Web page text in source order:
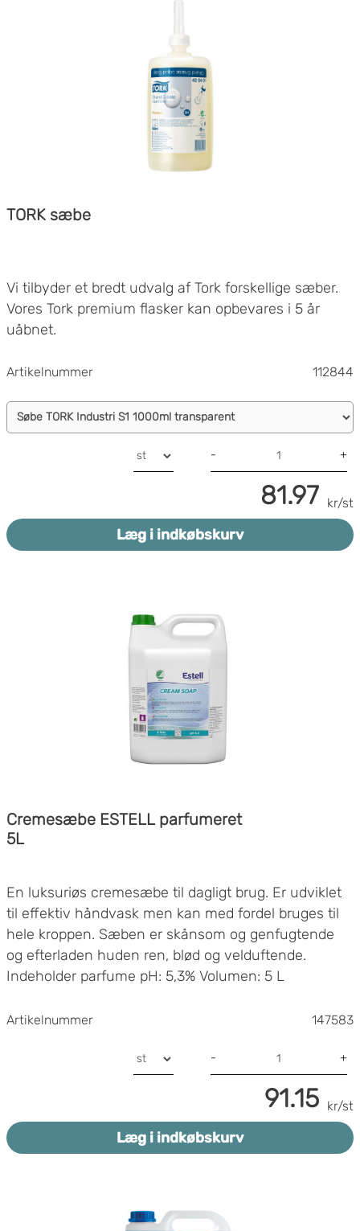
dine cookieindstillinger ved at klike på "Tilpas".
TORK sæbe
Vi tilbyder et bredt udvalg af Tork forskellige sæber.
Vores Tork premium flasker kan opbevares i 5 år
uåbnet.
Artikelnummer 112844
- +
81.97 kr/st
Læg i indkøbskurv
Cremesæbe ESTELL parfumeret
5L
En luksuriøs cremesæbe til dagligt brug. Er udviklet
til effektiv håndvask men kan med fordel bruges til
hele kroppen. Sæben er skånsom og genfugtende
og efterladen huden ren, blød og velduftende.
Indeholder parfume pH: 5,3% Volumen: 5 L
Artikelnummer 147583
- +
91.15 kr/st
Læg i indkøbskurv